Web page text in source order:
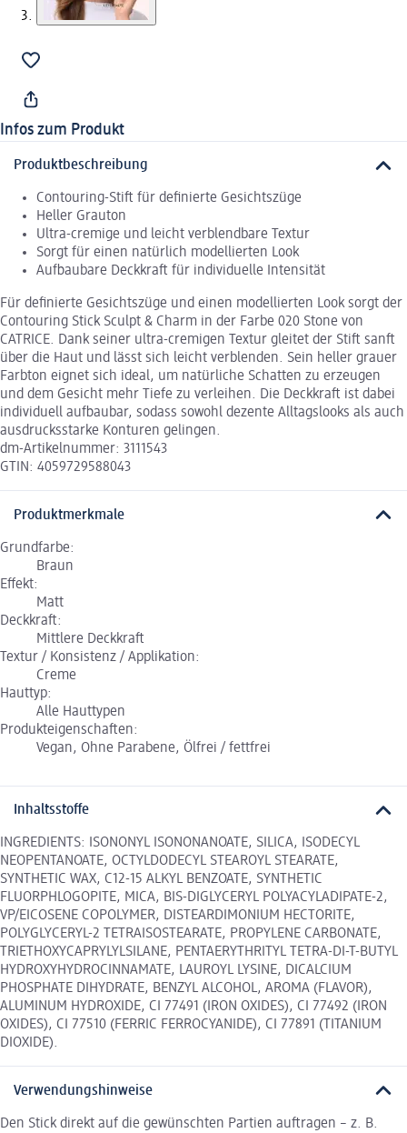
Infos zum Produkt
Produktbeschreibung
Contouring-Stift für definierte Gesichtszüge
Heller Grauton
Ultra-cremige und leicht verblendbare Textur
Sorgt für einen natürlich modellierten Look
Aufbaubare Deckkraft für individuelle Intensität
Für definierte Gesichtszüge und einen modellierten Look sorgt der
Contouring Stick Sculpt & Charm in der Farbe 020 Stone von
CATRICE. Dank seiner ultra-cremigen Textur gleitet der Stift sanft
über die Haut und lässt sich leicht verblenden. Sein heller grauer
Farbton eignet sich ideal, um natürliche Schatten zu erzeugen
und dem Gesicht mehr Tiefe zu verleihen. Die Deckkraft ist dabei
individuell aufbaubar, sodass sowohl dezente Alltagslooks als auch
ausdrucksstarke Konturen gelingen.
dm-Artikelnummer: 3111543
GTIN: 4059729588043
Produktmerkmale
Grundfarbe:
Braun
Effekt:
Matt
Deckkraft:
Mittlere Deckkraft
Textur / Konsistenz / Applikation:
Creme
Hauttyp:
Alle Hauttypen
Produkteigenschaften:
Vegan, Ohne Parabene, Ölfrei / fettfrei
Inhaltsstoffe
INGREDIENTS: ISONONYL ISONONANOATE, SILICA, ISODECYL
NEOPENTANOATE, OCTYLDODECYL STEAROYL STEARATE,
SYNTHETIC WAX, C12-15 ALKYL BENZOATE, SYNTHETIC
FLUORPHLOGOPITE, MICA, BIS-DIGLYCERYL POLYACYLADIPATE-2,
VP/EICOSENE COPOLYMER, DISTEARDIMONIUM HECTORITE,
POLYGLYCERYL-2 TETRAISOSTEARATE, PROPYLENE CARBONATE,
TRIETHOXYCAPRYLYLSILANE, PENTAERYTHRITYL TETRA-DI-T-BUTYL
HYDROXYHYDROCINNAMATE, LAUROYL LYSINE, DICALCIUM
PHOSPHATE DIHYDRATE, BENZYL ALCOHOL, AROMA (FLAVOR),
ALUMINUM HYDROXIDE, CI 77491 (IRON OXIDES), CI 77492 (IRON
OXIDES), CI 77510 (FERRIC FERROCYANIDE), CI 77891 (TITANIUM
DIOXIDE).
Verwendungshinweise
Den Stick direkt auf die gewünschten Partien auftragen – z. B.